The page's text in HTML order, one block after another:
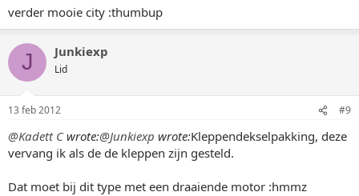
verder mooie city :thumbup
J Junkiexp
Lid
13 feb 2012 #9
@Kadett Cwrote:@Junkiexp wrote:Kleppendekselpakking, deze
vervang ik als de de kleppen zijn gesteld.
Dat moet bij dit type met een draaiende motor :hmmz